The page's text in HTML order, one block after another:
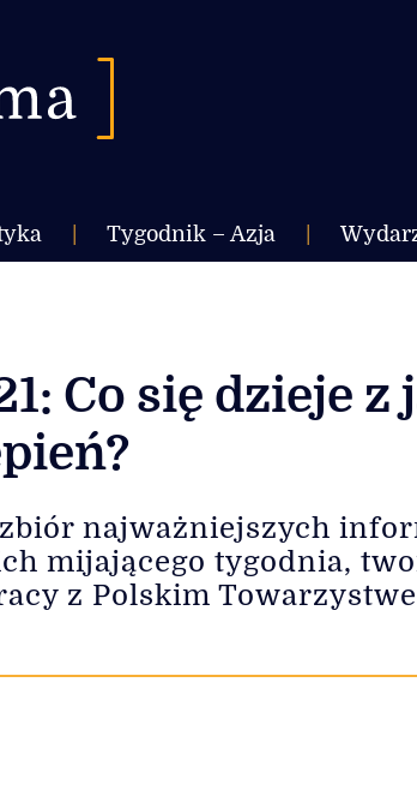
Tygodnik – Azja
Co się dzieje
najważniejszych
mijającego tygodnia,
z Polskim